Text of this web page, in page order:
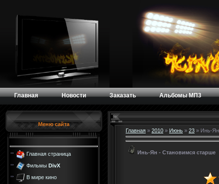
Главная Новости Заказать Альбомы МП3
Меню сайта
Главная страница
Фильмы DivX
В мире кино
Главная » 2010 » Июнь » 23 » Инь-
Инь-Ян - Становимся старше